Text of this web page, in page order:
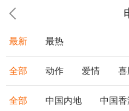
最新 最热
全部 动作 爱情 喜
全部 中国内地 中国香